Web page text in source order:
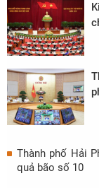
Thành phố Hải
quả bão số 10